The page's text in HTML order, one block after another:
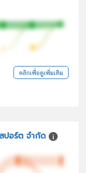
คลิกเพื่อดูเพิ่มเติม
ปอร์ต จำกัด